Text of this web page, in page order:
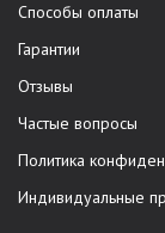
Способы оплаты
Гарантии
Отзывы
Частые вопросы
Политика
Индивидуальные